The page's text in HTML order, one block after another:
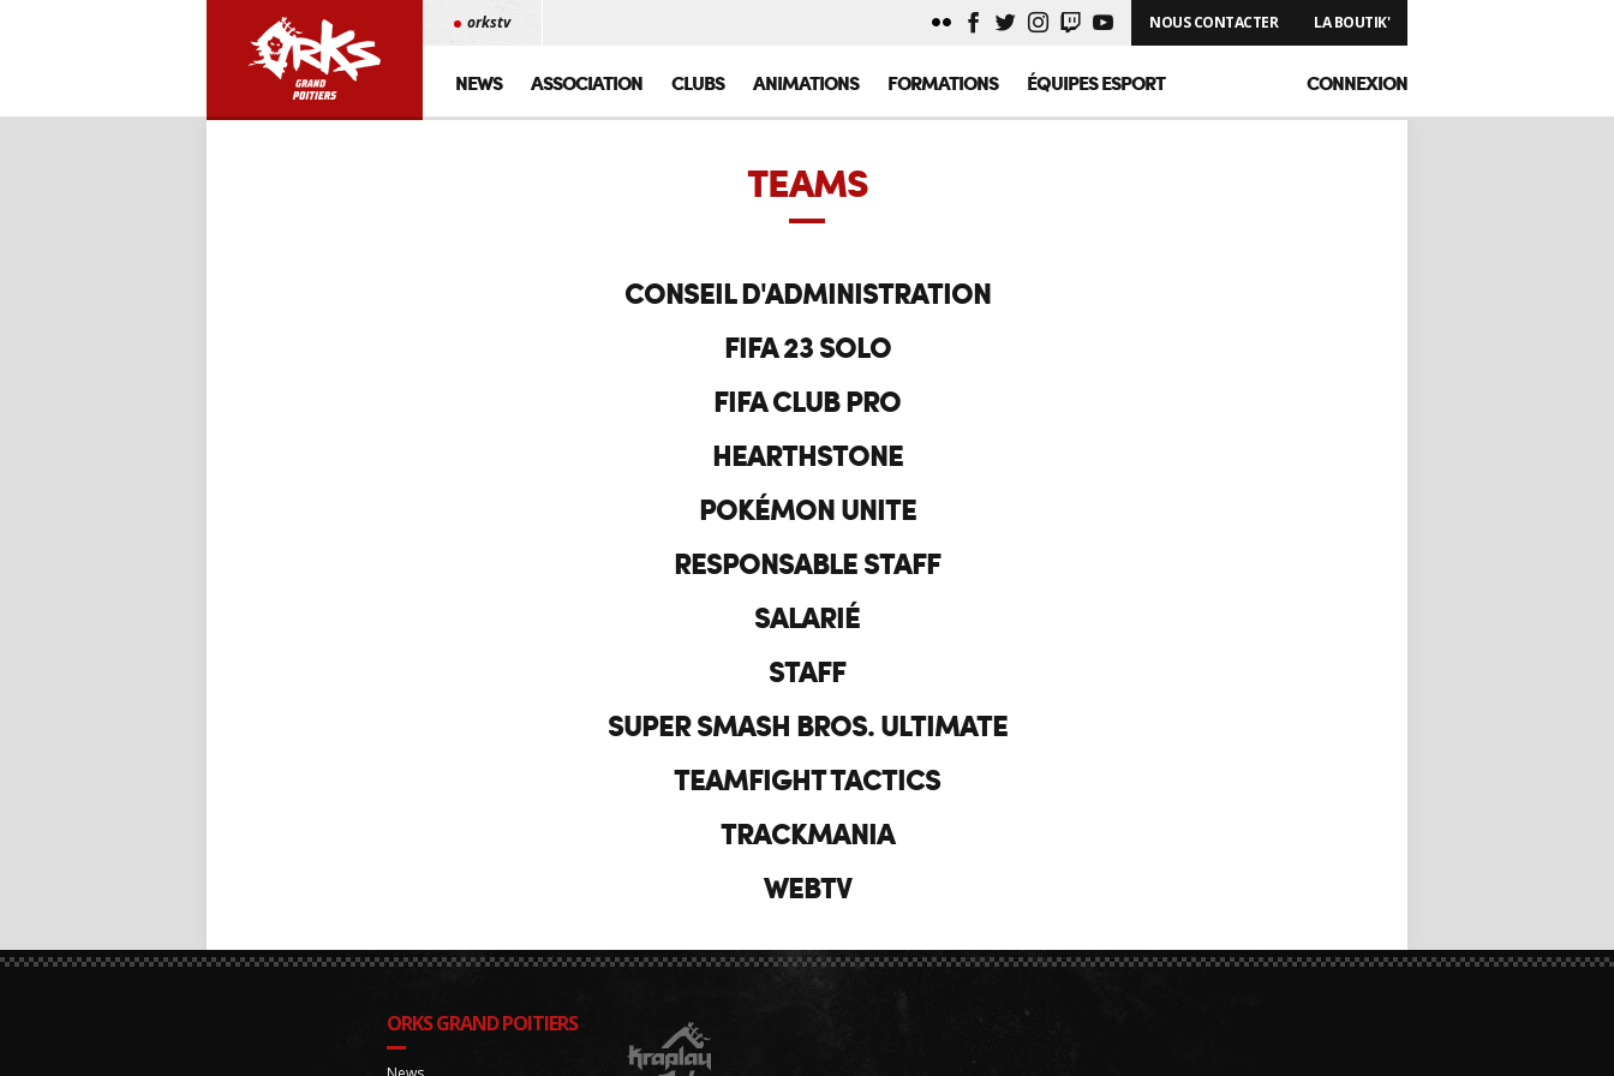
LA BOUTIK'
NOUS CONTACTER
orkstv
NEWS ASSOCIATION CLUBS ANIMATIONS FORMATIONS ÉQUIPES ESPORT CONNEXION
TEAMS
CONSEIL D'ADMINISTRATION
FIFA 23 SOLO
FIFA CLUB PRO
HEARTHSTONE
POKÉMON UNITE
RESPONSABLE STAFF
SALARIÉ
STAFF
SUPER SMASH BROS. ULTIMATE
TEAMFIGHT TACTICS
TRACKMANIA
WEBTV
ORKS GRAND POITIERS